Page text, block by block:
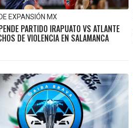
EXPANSIÓN MX
PARTIDO IRAPUATO VS ATLANTE
DE VIOLENCIA EN SALAMANCA